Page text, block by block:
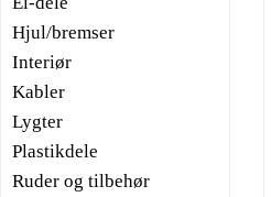
Hjul/bremser
Interiør
Kabler
Lygter
Plastikdele
Ruder og tilbehør